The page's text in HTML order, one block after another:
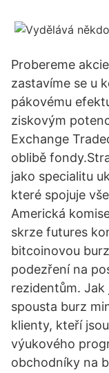
Probereme
zastavíme se u
pákovému
ziskovým
Exchange
oblibě
jako specialitu
které spojuje
Americká
skrze futures
bitcoinovou
podezření na
rezidentům. Jak
spousta burz
klienty, kteří
výukového
obchodníky na